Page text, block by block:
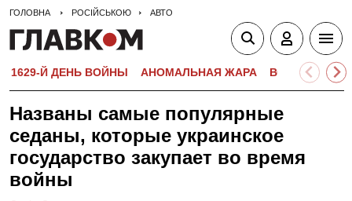
ГОЛОВНА РОСІЙСЬКОЮ АВТО
1629-Й ДЕНЬ ВОЙНЫ АНОМАЛЬНАЯ ЖАРА
Названы самые популярные
седаны, которые украинское
государство закупает во время
войны